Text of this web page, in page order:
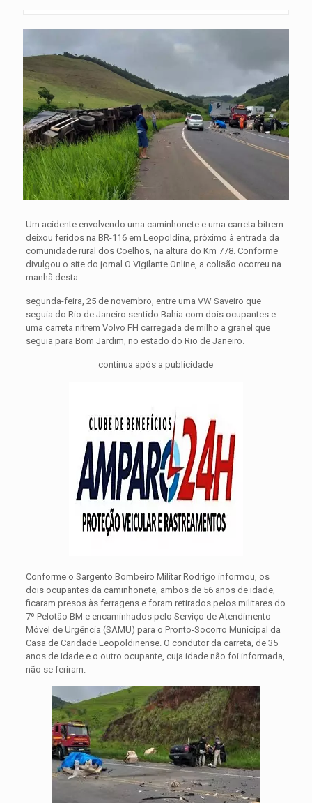
Um acidente envolvendo uma caminhonete e uma carreta bitrem
deixou feridos na BR-116 em Leopoldina, próximo à entrada da
comunidade rural dos Coelhos, na altura do Km 778. Conforme
divulgou o site do jornal O Vigilante Online, a colisão ocorreu na
manhã desta
segunda-feira, 25 de novembro, entre uma VW Saveiro que
seguia do Rio de Janeiro sentido Bahia com dois ocupantes e
uma carreta nitrem Volvo FH carregada de milho a granel que
seguia para Bom Jardim, no estado do Rio de Janeiro.
continua após a publicidade
Conforme o Sargento Bombeiro Militar Rodrigo informou, os
dois ocupantes da caminhonete, ambos de 56 anos de idade,
ficaram presos às ferragens e foram retirados pelos militares do
7º Pelotão BM e encaminhados pelo Serviço de Atendimento
Móvel de Urgência (SAMU) para o Pronto-Socorro Municipal da
Casa de Caridade Leopoldinense. O condutor da carreta, de 35
anos de idade e o outro ocupante, cuja idade não foi informada,
não se feriram.